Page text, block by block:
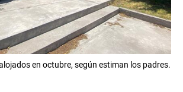
en octubre, según estiman los padres.